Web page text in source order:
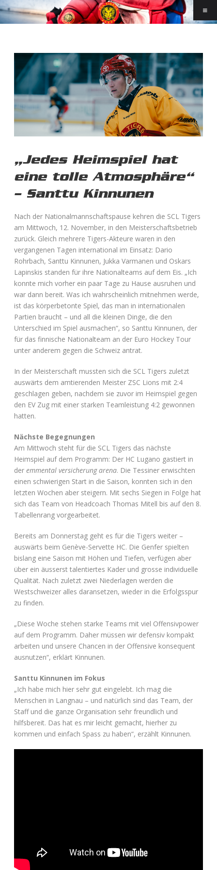
„Jedes Heimspiel hat
eine tolle Atmosphäre“
– Santtu Kinnunen
Nach der Nationalmannschaftspause kehren die SCL Tigers
am Mittwoch, 12. November, in den Meisterschaftsbetrieb
zurück. Gleich mehrere Tigers-Akteure waren in den
vergangenen Tagen international im Einsatz: Dario
Rohrbach, Santtu Kinnunen, Jukka Varmanen und Oskars
Lapinskis standen für ihre Nationalteams auf dem Eis. „Ich
konnte mich vorher ein paar Tage zu Hause ausruhen und
war dann bereit. Was ich wahrscheinlich mitnehmen werde,
ist das körperbetonte Spiel, das man in internationalen
Partien braucht – und all die kleinen Dinge, die den
Unterschied im Spiel ausmachen“, so Santtu Kinnunen, der
für das finnische Nationalteam an der Euro Hockey Tour
unter anderem gegen die Schweiz antrat.
In der Meisterschaft mussten sich die SCL Tigers zuletzt
auswärts dem amtierenden Meister ZSC Lions mit 2:4
geschlagen geben, nachdem sie zuvor im Heimspiel gegen
den EV Zug mit einer starken Teamleistung 4:2 gewonnen
hatten.
Nächste Begegnungen
Am Mittwoch steht für die SCL Tigers das nächste
Heimspiel auf dem Programm: Der HC Lugano gastiert in
der emmental versicherung arena. Die Tessiner erwischten
einen schwierigen Start in die Saison, konnten sich in den
letzten Wochen aber steigern. Mit sechs Siegen in Folge hat
sich das Team von Headcoach Thomas Mitell bis auf den 8.
Tabellenrang vorgearbeitet.
Bereits am Donnerstag geht es für die Tigers weiter –
auswärts beim Genève-Servette HC. Die Genfer spielten
bislang eine Saison mit Höhen und Tiefen, verfügen aber
über ein äusserst talentiertes Kader und grosse individuelle
Qualität. Nach zuletzt zwei Niederlagen werden die
Westschweizer alles daransetzen, wieder in die Erfolgsspur
zu finden.
„Diese Woche stehen starke Teams mit viel Offensivpower
auf dem Programm. Daher müssen wir defensiv kompakt
arbeiten und unsere Chancen in der Offensive konsequent
ausnutzen“, erklärt Kinnunen.
Santtu Kinnunen im Fokus
„Ich habe mich hier sehr gut eingelebt. Ich mag die
Menschen in Langnau – und natürlich sind das Team, der
Staff und die ganze Organisation sehr freundlich und
hilfsbereit. Das hat es mir leicht gemacht, hierher zu
kommen und einfach Spass zu haben“, erzählt Kinnunen.